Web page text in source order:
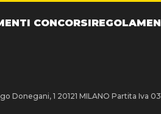
CONCORSI
Donegani, 1 20121 MILANO Partita Iva